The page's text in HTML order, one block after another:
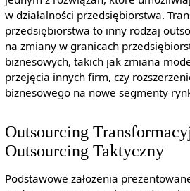
w działalności przedsiębiorstwa.
przedsiębiorstwa to inny rodzaj
na zmiany w granicach
biznesowych, takich jak zmiana
przejęcia innych firm, czy
biznesowego na nowe segmenty
Outsourcing
Outsourcing Taktyczny
Podstawowe założenia